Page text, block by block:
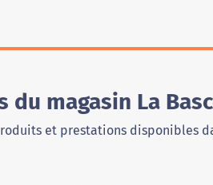
magasin La
et prestations disponibles